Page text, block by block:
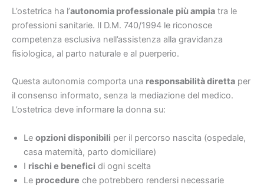
L’ostetrica ha l’autonomia professionale più ampia tra le
professioni sanitarie. Il D.M. 740/1994 le riconosce
competenza esclusiva nell’assistenza alla gravidanza
fisiologica, al parto naturale e al puerperio.
Questa autonomia comporta una responsabilità diretta per
il consenso informato, senza la mediazione del medico.
L’ostetrica deve informare la donna su:
Le opzioni disponibili per il percorso nascita (ospedale,
casa maternità, parto domiciliare)
I rischi e benefici di ogni scelta
Le procedure che potrebbero rendersi necessarie